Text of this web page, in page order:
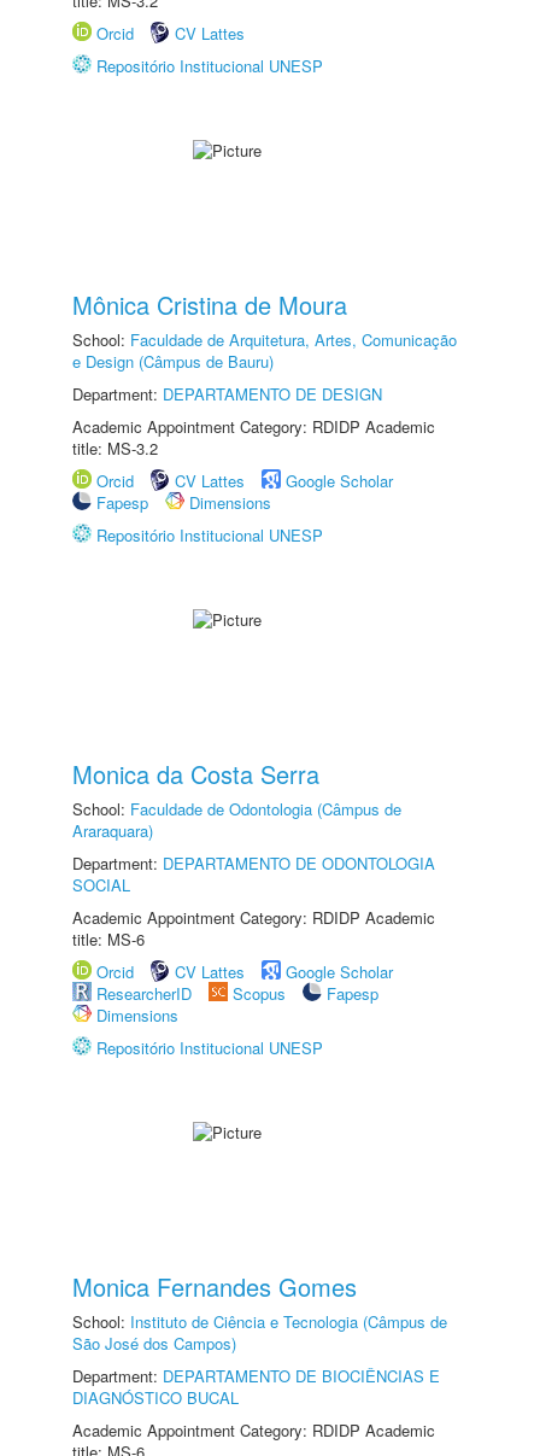
Orcid
CV Lattes
Repositório Institucional UNESP
Mônica Cristina de Moura
School: Faculdade de Arquitetura, Artes, Comunicação
e Design (Câmpus de Bauru)
Department: DEPARTAMENTO DE DESIGN
Academic Appointment Category: RDIDP Academic
title: MS-3.2
Orcid
CV Lattes
Google Scholar
Fapesp
Dimensions
Repositório Institucional UNESP
Monica da Costa Serra
School: Faculdade de Odontologia (Câmpus de
Araraquara)
Department: DEPARTAMENTO DE ODONTOLOGIA
SOCIAL
Academic Appointment Category: RDIDP Academic
title: MS-6
Orcid
CV Lattes
Google Scholar
ResearcherID
Scopus
Fapesp
Dimensions
Repositório Institucional UNESP
Monica Fernandes Gomes
School: Instituto de Ciência e Tecnologia (Câmpus de
São José dos Campos)
Department: DEPARTAMENTO DE BIOCIÊNCIAS E
DIAGNÓSTICO BUCAL
Academic Appointment Category: RDIDP Academic